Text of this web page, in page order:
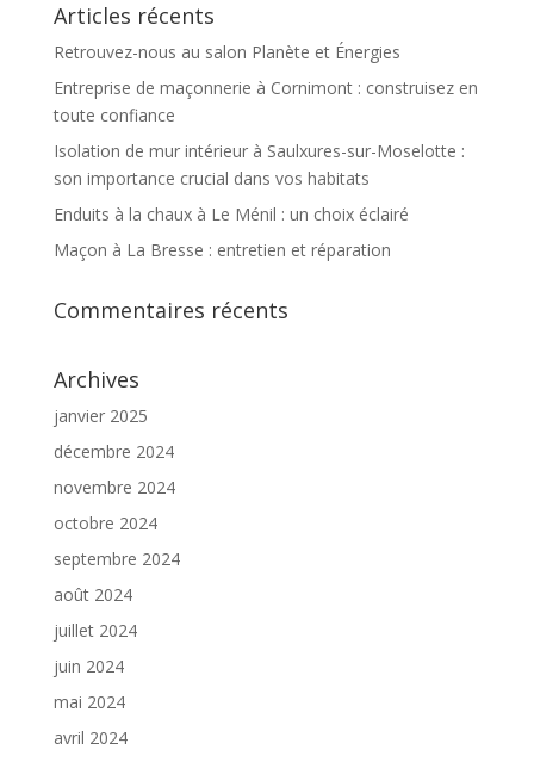
Articles récents
Retrouvez-nous au salon Planète et Énergies
Entreprise de maçonnerie à Cornimont : construisez en
toute confiance
Isolation de mur intérieur à Saulxures-sur-Moselotte :
son importance crucial dans vos habitats
Enduits à la chaux à Le Ménil : un choix éclairé
Maçon à La Bresse : entretien et réparation
Commentaires récents
Archives
janvier 2025
décembre 2024
novembre 2024
octobre 2024
septembre 2024
août 2024
juillet 2024
juin 2024
mai 2024
avril 2024